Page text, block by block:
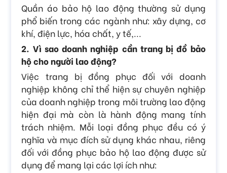
Quần áo bảo hộ lao động thường sử dụng
phổ biến trong các ngành như: xây dựng, cơ
khí, điện lực, hóa chất, y tế,...
2. Vì sao doanh nghiệp cần trang bị đồ bảo
hộ cho người lao động?
Việc trang bị đồng phục đối với doanh
nghiệp không chỉ thể hiện sự chuyên nghiệp
của doanh nghiệp trong môi trường lao động
hiện đại mà còn là hành động mang tính
trách nhiệm. Mỗi loại đồng phục đều có ý
nghĩa và mục đích sử dụng khác nhau, riêng
đối với đồng phục bảo hộ lao động được sử
dụng để mang lại các lợi ích như: